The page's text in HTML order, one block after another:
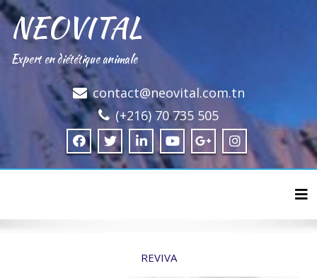
NEOVITAL
Expert en diététique animale
contact@neovital.com.tn
(+216) 70 735 505
REVIVA